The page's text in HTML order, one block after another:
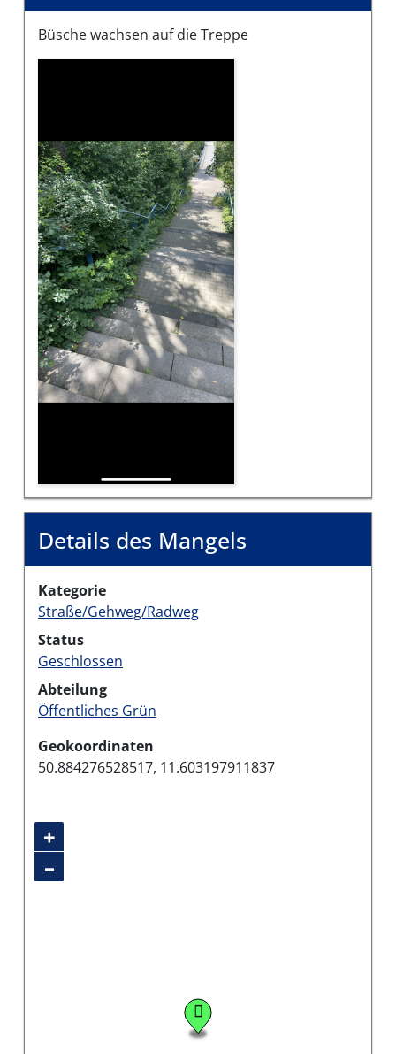
Büsche wachsen auf die Treppe
Details des Mangels
Kategorie
Straße/Gehweg/Radweg
Status
Geschlossen
Abteilung
Öffentliches Grün
Geokoordinaten
50.884276528517, 11.603197911837
+
–